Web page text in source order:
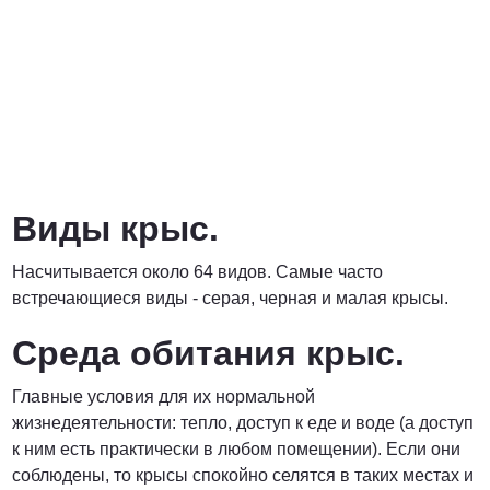
Виды крыс.
Насчитывается около 64 видов. Самые часто
встречающиеся виды - серая, черная и малая крысы.
Среда обитания крыс.
Главные условия для их нормальной
жизнедеятельности: тепло, доступ к еде и воде (а доступ
к ним есть практически в любом помещении). Если они
соблюдены, то крысы спокойно селятся в таких местах и